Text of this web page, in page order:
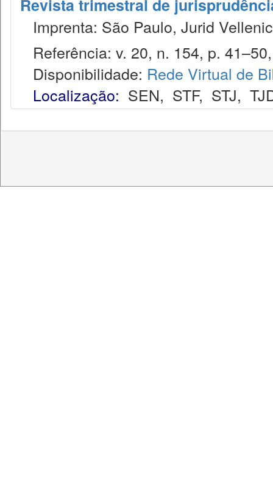
Revista trimestral de
Imprenta: São Paulo, Jurid
Referência: v. 20, n. 154, p.
Disponibilidade: Rede Virtual de
Localização: SEN, STF, STJ,